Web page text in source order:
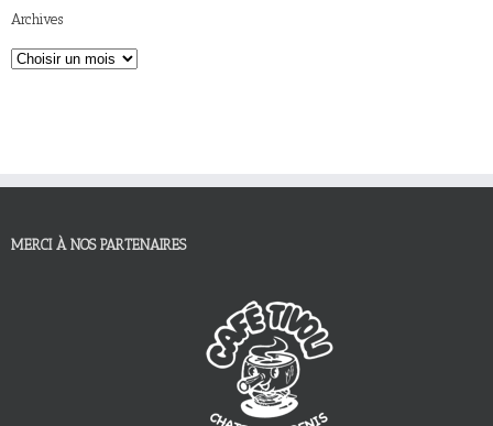
Archives
MERCI À NOS PARTENAIRES